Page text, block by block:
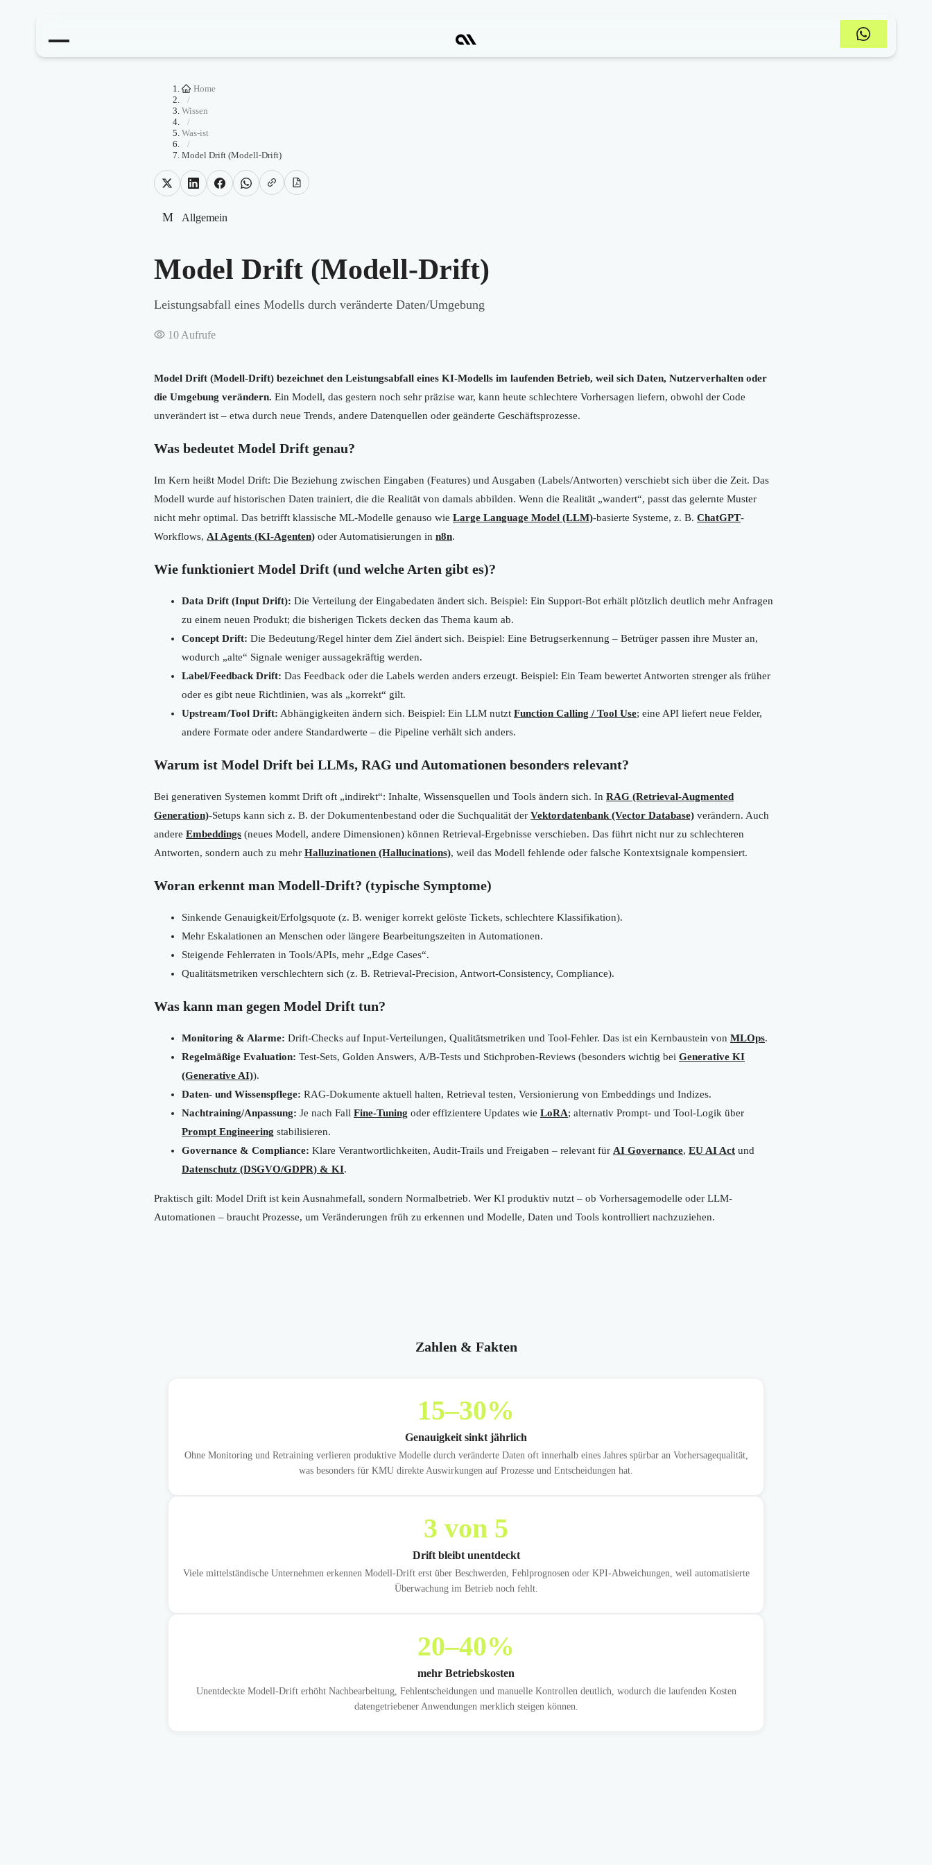
Home
/
Wissen
/
Was-ist
/
Model Drift (Modell-Drift)
M Allgemein
Model Drift (Modell-Drift)
Leistungsabfall eines Modells durch veränderte Daten/Umgebung
10 Aufrufe
Model Drift (Modell-Drift) bezeichnet den Leistungsabfall eines KI-Modells im laufenden Betrieb, weil sich Daten, Nutzerverhalten oder
die Umgebung verändern. Ein Modell, das gestern noch sehr präzise war, kann heute schlechtere Vorhersagen liefern, obwohl der Code
unverändert ist – etwa durch neue Trends, andere Datenquellen oder geänderte Geschäftsprozesse.
Was bedeutet Model Drift genau?
Im Kern heißt Model Drift: Die Beziehung zwischen Eingaben (Features) und Ausgaben (Labels/Antworten) verschiebt sich über die Zeit. Das
Modell wurde auf historischen Daten trainiert, die die Realität von damals abbilden. Wenn die Realität „wandert“, passt das gelernte Muster
nicht mehr optimal. Das betrifft klassische ML-Modelle genauso wie Large Language Model (LLM)-basierte Systeme, z. B. ChatGPT-
Workflows, AI Agents (KI-Agenten) oder Automatisierungen in n8n.
Wie funktioniert Model Drift (und welche Arten gibt es)?
Data Drift (Input Drift): Die Verteilung der Eingabedaten ändert sich. Beispiel: Ein Support-Bot erhält plötzlich deutlich mehr Anfragen
zu einem neuen Produkt; die bisherigen Tickets decken das Thema kaum ab.
Concept Drift: Die Bedeutung/Regel hinter dem Ziel ändert sich. Beispiel: Eine Betrugserkennung – Betrüger passen ihre Muster an,
wodurch „alte“ Signale weniger aussagekräftig werden.
Label/Feedback Drift: Das Feedback oder die Labels werden anders erzeugt. Beispiel: Ein Team bewertet Antworten strenger als früher
oder es gibt neue Richtlinien, was als „korrekt“ gilt.
Upstream/Tool Drift: Abhängigkeiten ändern sich. Beispiel: Ein LLM nutzt Function Calling / Tool Use; eine API liefert neue Felder,
andere Formate oder andere Standardwerte – die Pipeline verhält sich anders.
Warum ist Model Drift bei LLMs, RAG und Automationen besonders relevant?
Bei generativen Systemen kommt Drift oft „indirekt“: Inhalte, Wissensquellen und Tools ändern sich. In RAG (Retrieval-Augmented
Generation)-Setups kann sich z. B. der Dokumentenbestand oder die Suchqualität der Vektordatenbank (Vector Database) verändern. Auch
andere Embeddings (neues Modell, andere Dimensionen) können Retrieval-Ergebnisse verschieben. Das führt nicht nur zu schlechteren
Antworten, sondern auch zu mehr Halluzinationen (Hallucinations), weil das Modell fehlende oder falsche Kontextsignale kompensiert.
Woran erkennt man Modell-Drift? (typische Symptome)
Sinkende Genauigkeit/Erfolgsquote (z. B. weniger korrekt gelöste Tickets, schlechtere Klassifikation).
Mehr Eskalationen an Menschen oder längere Bearbeitungszeiten in Automationen.
Steigende Fehlerraten in Tools/APIs, mehr „Edge Cases“.
Qualitätsmetriken verschlechtern sich (z. B. Retrieval-Precision, Antwort-Consistency, Compliance).
Was kann man gegen Model Drift tun?
Monitoring & Alarme: Drift-Checks auf Input-Verteilungen, Qualitätsmetriken und Tool-Fehler. Das ist ein Kernbaustein von MLOps.
Regelmäßige Evaluation: Test-Sets, Golden Answers, A/B-Tests und Stichproben-Reviews (besonders wichtig bei Generative KI
(Generative AI)).
Daten- und Wissenspflege: RAG-Dokumente aktuell halten, Retrieval testen, Versionierung von Embeddings und Indizes.
Nachtraining/Anpassung: Je nach Fall Fine-Tuning oder effizientere Updates wie LoRA; alternativ Prompt- und Tool-Logik über
Prompt Engineering stabilisieren.
Governance & Compliance: Klare Verantwortlichkeiten, Audit-Trails und Freigaben – relevant für AI Governance, EU AI Act und
Datenschutz (DSGVO/GDPR) & KI.
Praktisch gilt: Model Drift ist kein Ausnahmefall, sondern Normalbetrieb. Wer KI produktiv nutzt – ob Vorhersagemodelle oder LLM-
Automationen – braucht Prozesse, um Veränderungen früh zu erkennen und Modelle, Daten und Tools kontrolliert nachzuziehen.
Zahlen & Fakten
15–30%
Genauigkeit sinkt jährlich
Ohne Monitoring und Retraining verlieren produktive Modelle durch veränderte Daten oft innerhalb eines Jahres spürbar an Vorhersagequalität,
was besonders für KMU direkte Auswirkungen auf Prozesse und Entscheidungen hat.
3 von 5
Drift bleibt unentdeckt
Viele mittelständische Unternehmen erkennen Modell-Drift erst über Beschwerden, Fehlprognosen oder KPI-Abweichungen, weil automatisierte
Überwachung im Betrieb noch fehlt.
20–40%
mehr Betriebskosten
Unentdeckte Modell-Drift erhöht Nachbearbeitung, Fehlentscheidungen und manuelle Kontrollen deutlich, wodurch die laufenden Kosten
datengetriebener Anwendungen merklich steigen können.